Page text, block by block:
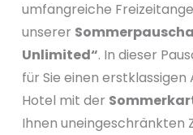
umfangreiche
unserer
Unlimited“. In dieser
für Sie einen
Hotel mit der
Ihnen uneingeschränkten